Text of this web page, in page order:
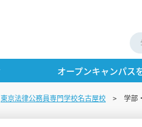
オープンキャンパス
東京法律公務員専門学校名古屋校 学部